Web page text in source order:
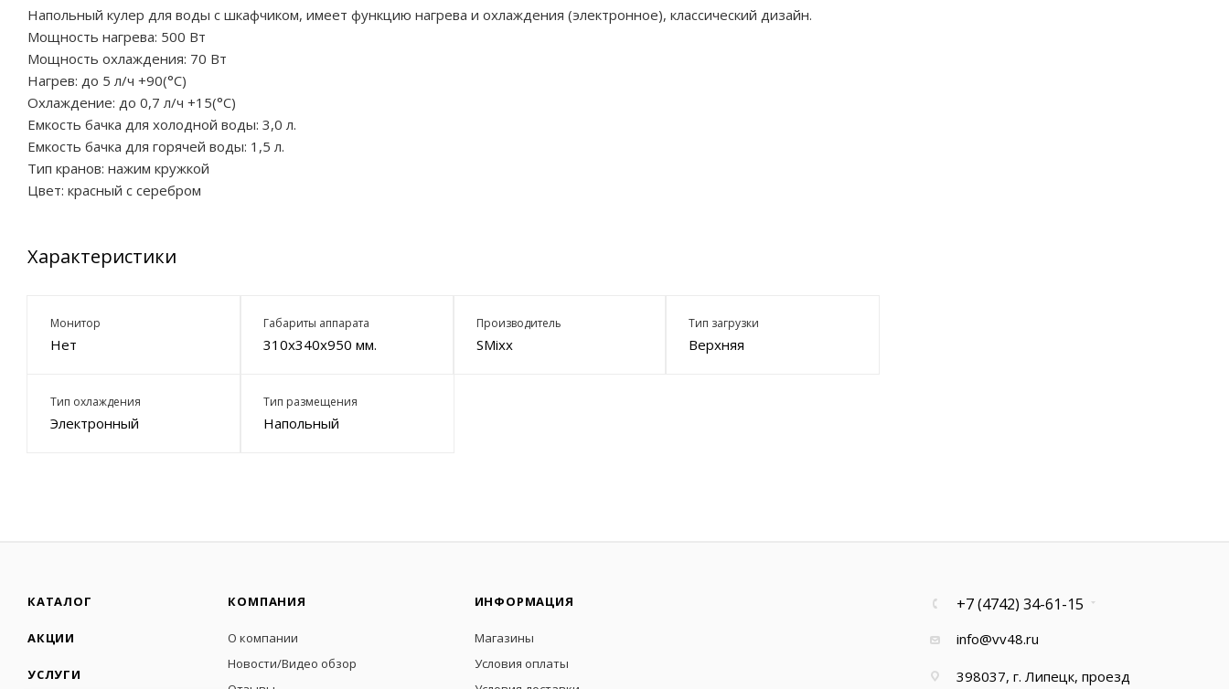
Напольный кулер для воды с шкафчиком, имеет функцию нагрева и охлаждения (электронное), классический дизайн.
Мощность нагрева: 500 Вт
Мощность охлаждения: 70 Вт
Нагрев: до 5 л/ч +90(°С)
Охлаждение: до 0,7 л/ч +15(°С)
Емкость бачка для холодной воды: 3,0 л.
Емкость бачка для горячей воды: 1,5 л.
Тип кранов: нажим кружкой
Цвет: красный с серебром
Характеристики
Монитор
Нет
Габариты аппарата
310x340x950 мм.
Производитель
SMixx
Тип загрузки
Верхняя
Тип охлаждения
Электронный
Тип размещения
Напольный
КАТАЛОГ
АКЦИИ
УСЛУГИ
КОМПАНИЯ
О компании
Новости/Видео обзор
ИНФОРМАЦИЯ
Магазины
Условия оплаты
+7 (4742) 34-61-15
info@vv48.ru
398037, г. Липецк, проезд